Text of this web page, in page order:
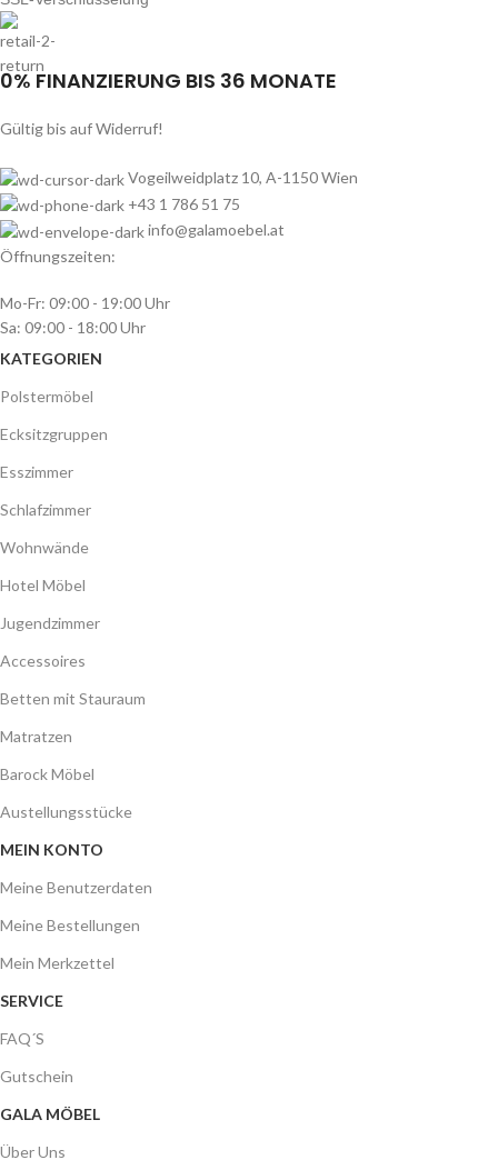
0% FINANZIERUNG BIS 36 MONATE
Gültig bis auf Widerruf!
Vogeilweidplatz 10, A-1150 Wien
+43 1 786 51 75
info@galamoebel.at
Öffnungszeiten:
Mo-Fr: 09:00 - 19:00 Uhr
Sa: 09:00 - 18:00 Uhr
KATEGORIEN
Polstermöbel
Ecksitzgruppen
Esszimmer
Schlafzimmer
Wohnwände
Hotel Möbel
Jugendzimmer
Accessoires
Betten mit Stauraum
Matratzen
Barock Möbel
Austellungsstücke
MEIN KONTO
Meine Benutzerdaten
Meine Bestellungen
Mein Merkzettel
SERVICE
FAQ´S
Gutschein
GALA MÖBEL
Über Uns